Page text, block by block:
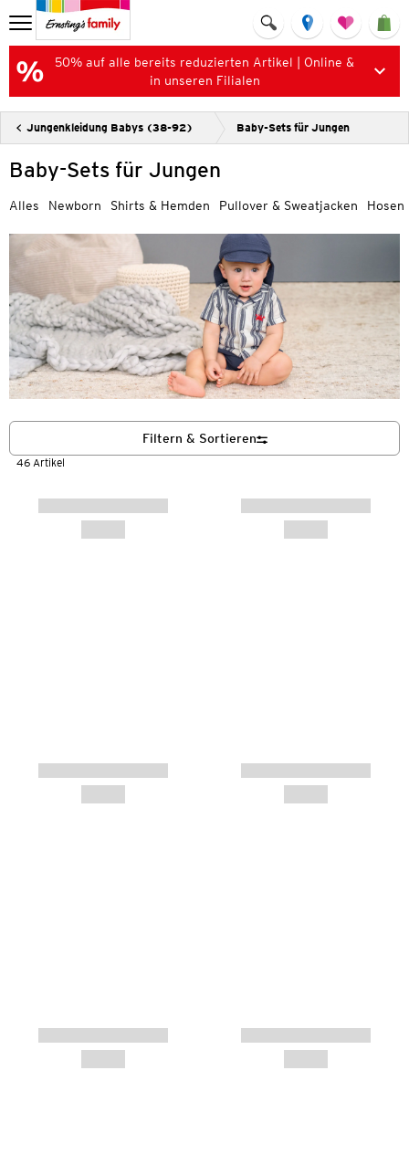
50% auf alle bereits reduzierten Artikel | Online &
in unseren Filialen
Jungenkleidung Babys (38-92) Baby-Sets für Jungen
Baby-Sets für Jungen
Alles Newborn Shirts & Hemden Pullover & Sweatjacken Hosen
46 Artikel
Filtern & Sortieren